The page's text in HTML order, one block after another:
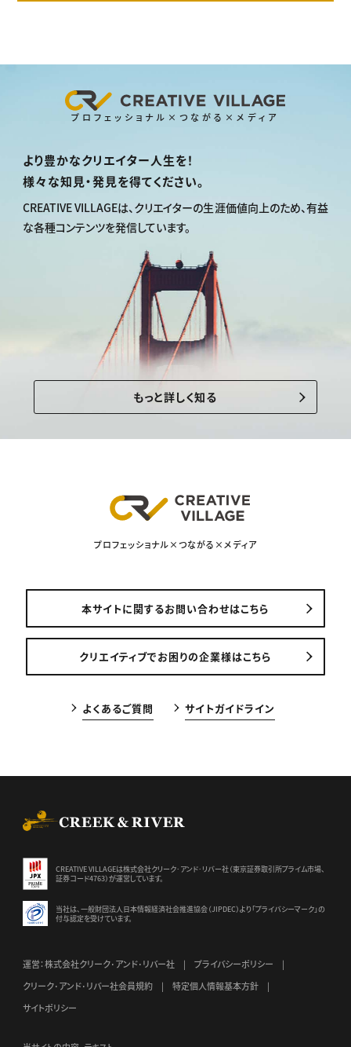
プロフェッショナル×つながる×メディア
より豊かなクリエイター人生を！
様々な知見・発見を得てください。
CREATIVE VILLAGEは、 クリエイターの生涯価値向上のため、有益
な各種コンテンツを発信しています。
もっと詳しく知る
プロフェッショナル×つながる×メディア
本サイトに関するお問い合わせはこちら
クリエイティブでお困りの企業様はこちら
よくあるご質問 サイトガイドライン
CREATIVE VILLAGEは株式会社クリーク･アンド･リバー社（東京証券取引所プライム市場、
証券コード4763）が運営しています。
当社は、一般財団法人日本情報経済社会推進協会（JIPDEC）より 「プライバシーマーク」の
付与認定を受けています。
運営：株式会社クリーク･アンド･リバー社
プライバシーポリシー
クリーク･アンド･リバー社会員規約
特定個人情報基本方針
サイトポリシー